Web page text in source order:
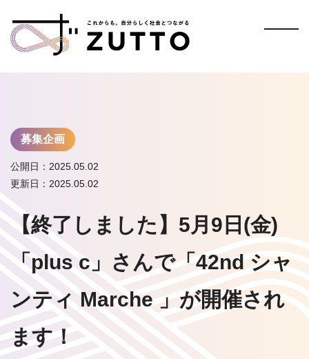
募集企画
公開日：2025.05.02
更新日：2025.05.02
【終了しました】5月9日(金)
「plus c」さんで「42nd シャ
ンティ Marche 」が開催され
ます！